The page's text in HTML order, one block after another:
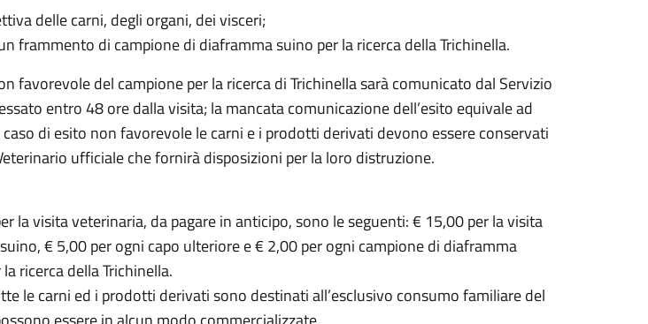
delle carni, degli organi, dei visceri;
frammento di campione di diaframma suino per la ricerca della Trichinella.
favorevole del campione per la ricerca di Trichinella sarà comunicato dal Servizio
entro 48 ore dalla visita; la mancata comunicazione dell’esito equivale ad
di esito non favorevole le carni e i prodotti derivati devono essere conservati
ufficiale che fornirà disposizioni per la loro distruzione.
la visita veterinaria, da pagare in anticipo, sono le seguenti: € 15,00 per la visita
€ 5,00 per ogni capo ulteriore e € 2,00 per ogni campione di diaframma
ricerca della Trichinella.
le carni ed i prodotti derivati sono destinati all’esclusivo consumo familiare del